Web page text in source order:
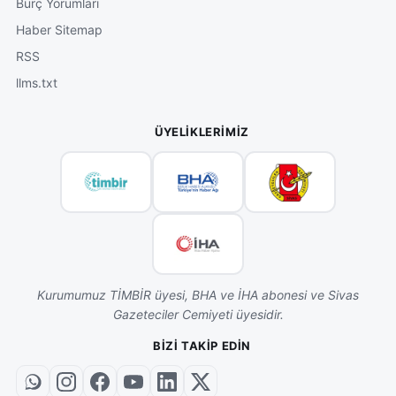
Haber Sitemap
RSS
llms.txt
ÜYELIKLERIMIZ
Kurumumuz TİMBİR üyesi, BHA ve İHA abonesi ve Sivas
Gazeteciler Cemiyeti üyesidir.
BIZI TAKIP EDIN